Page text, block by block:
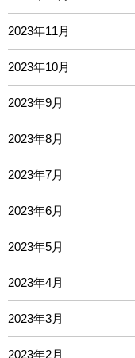
2023年11月
2023年10月
2023年9月
2023年8月
2023年7月
2023年6月
2023年5月
2023年4月
2023年3月
2023年2月